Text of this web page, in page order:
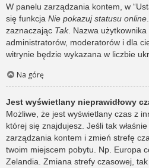
W panelu zarządzania kontem, w
się funkcja Nie pokazuj statusu online
zaznaczając Tak. Nazwa
administratorów, moderatorów i dla
witrynie będzie wykazana w liczbie
Na górę
Jest wyświetlany nieprawidłowy
Możliwe, że jest wyświetlany czas z
której się znajdujesz. Jeśli tak
zarządzania kontem i zmień strefę
twoim miejscem pobytu. Np. Europa
Zelandia. Zmiana strefy czasowej,